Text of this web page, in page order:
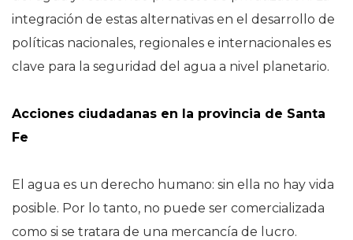
integración de estas alternativas en el desarrollo de
políticas nacionales, regionales e internacionales es
clave para la seguridad del agua a nivel planetario.
Acciones ciudadanas en la provincia de Santa
Fe
El agua es un derecho humano: sin ella no hay vida
posible. Por lo tanto, no puede ser comercializada
como si se tratara de una mercancía de lucro.